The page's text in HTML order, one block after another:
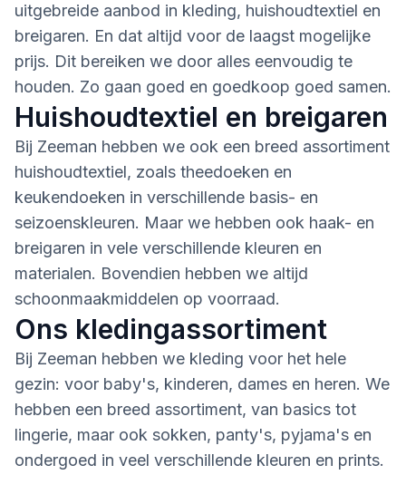
uitgebreide aanbod in kleding, huishoudtextiel en
breigaren. En dat altijd voor de laagst mogelijke
prijs. Dit bereiken we door alles eenvoudig te
houden. Zo gaan goed en goedkoop goed samen.
Huishoudtextiel en breigaren
Bij Zeeman hebben we ook een breed assortiment
huishoudtextiel, zoals theedoeken en
keukendoeken in verschillende basis- en
seizoenskleuren. Maar we hebben ook haak- en
breigaren in vele verschillende kleuren en
materialen. Bovendien hebben we altijd
schoonmaakmiddelen op voorraad.
Ons kledingassortiment
Bij Zeeman hebben we kleding voor het hele
gezin: voor baby's, kinderen, dames en heren. We
hebben een breed assortiment, van basics tot
lingerie, maar ook sokken, panty's, pyjama's en
ondergoed in veel verschillende kleuren en prints.